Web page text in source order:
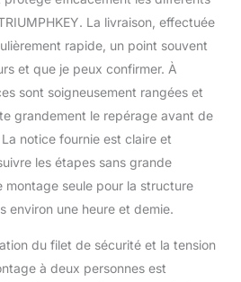
absorber les chocs, même
en cas de mouvement
brusque. [Structure ultra-
solide et durable] Grâce à
galvanisé épais (35 mm) et
sa conception en "U", ce
trampoline reste stable
même lors des sauts les
plus dynamiques. Le cadre
saut en polyéthylène (270
150 kg, pour des années
La livraison, effectuée
rapide, un point souvent
et que je peux confirmer. À
sont soigneusement rangées et
grandement le repérage avant de
notice fournie est claire et
les étapes sans grande
montage seule pour la structure
environ une heure et demie.
du filet de sécurité et la tension
à deux personnes est